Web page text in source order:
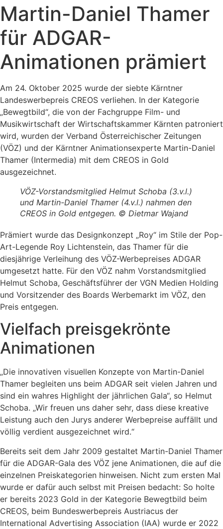
Martin-Daniel Thamer
für ADGAR-
Animationen prämiert
Am 24. Oktober 2025 wurde der siebte Kärntner
Landeswerbepreis CREOS verliehen. In der Kategorie
„Bewegtbild“, die von der Fachgruppe Film- und
Musikwirtschaft der Wirtschaftskammer Kärnten patroniert
wird, wurden der Verband Österreichischer Zeitungen
(VÖZ) und der Kärntner Animationsexperte Martin-Daniel
Thamer (Intermedia) mit dem CREOS in Gold
ausgezeichnet.
VÖZ-Vorstandsmitglied Helmut Schoba (3.v.l.)
und Martin-Daniel Thamer (4.v.l.) nahmen den
CREOS in Gold entgegen. © Dietmar Wajand
Prämiert wurde das Designkonzept „Roy“ im Stile der Pop-
Art-Legende Roy Lichtenstein, das Thamer für die
diesjährige Verleihung des VÖZ-Werbepreises ADGAR
umgesetzt hatte. Für den VÖZ nahm Vorstandsmitglied
Helmut Schoba, Geschäftsführer der VGN Medien Holding
und Vorsitzender des Boards Werbemarkt im VÖZ, den
Preis entgegen.
Vielfach preisgekrönte
Animationen
„Die innovativen visuellen Konzepte von Martin-Daniel
Thamer begleiten uns beim ADGAR seit vielen Jahren und
sind ein wahres Highlight der jährlichen Gala“, so Helmut
Schoba. „Wir freuen uns daher sehr, dass diese kreative
Leistung auch den Jurys anderer Werbepreise auffällt und
völlig verdient ausgezeichnet wird.“
Bereits seit dem Jahr 2009 gestaltet Martin-Daniel Thamer
für die ADGAR-Gala des VÖZ jene Animationen, die auf die
einzelnen Preiskategorien hinweisen. Nicht zum ersten Mal
wurde er dafür auch selbst mit Preisen bedacht: So holte
er bereits 2023 Gold in der Kategorie Bewegtbild beim
CREOS, beim Bundeswerbepreis Austriacus der
International Advertising Association (IAA) wurde er 2022